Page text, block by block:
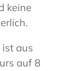
keine
ist aus
auf 8